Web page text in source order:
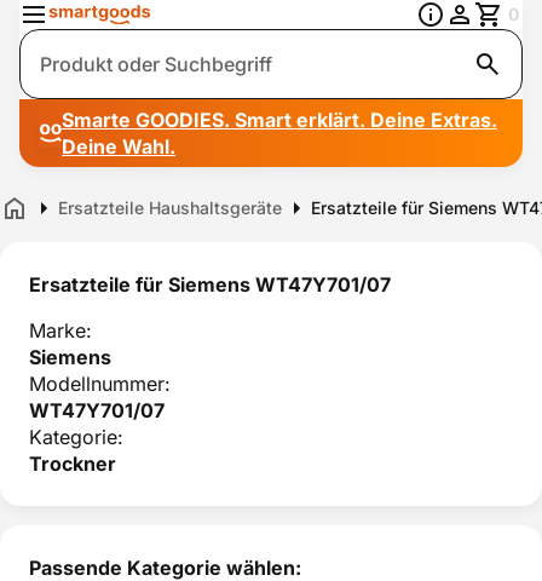
Suche
0
Smarte GOODIES. Smart erklärt. Deine Extras.
Deine Wahl.
Home Ersatzteile Haushaltsgeräte Ersatzteile für Siemens
Ersatzteile für Siemens WT47Y701/07
Marke:
Siemens
Modellnummer:
WT47Y701/07
Kategorie:
Trockner
Passende Kategorie wählen: